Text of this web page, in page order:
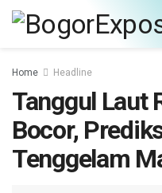
Home Headline
Tanggul Laut
Bocor,
Tenggelam